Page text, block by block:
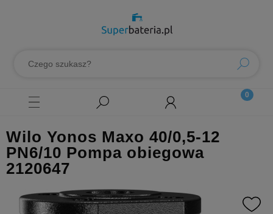
Wilo Yonos Maxo 40/0,5-12
PN6/10 Pompa obiegowa
2120647